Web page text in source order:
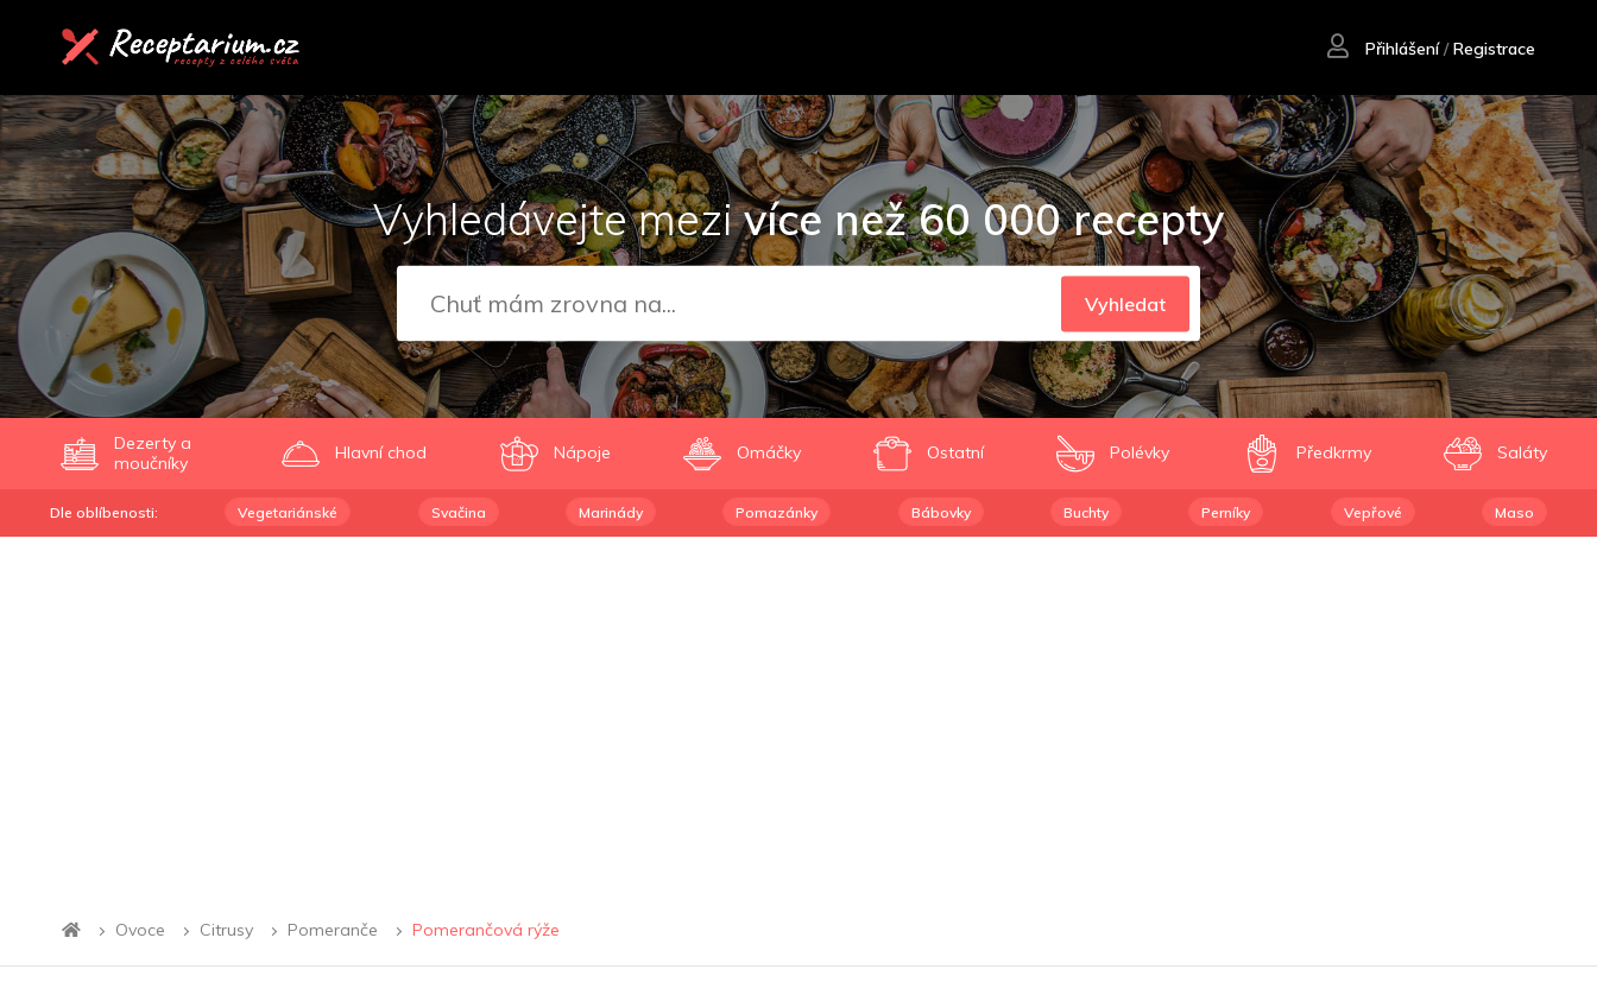
Přihlášení/Registrace
Vyhledávejte mezivíce než 60 000 recepty
Vyhledat
Dezerty a
moučníky
Hlavní chod Nápoje Omáčky Ostatní Polévky Předkrmy Saláty
Dle oblíbenosti: Vegetariánské Svačina Marinády Pomazánky Bábovky Buchty Perníky Vepřové Maso
Ovoce Citrusy Pomeranče Pomerančová rýže